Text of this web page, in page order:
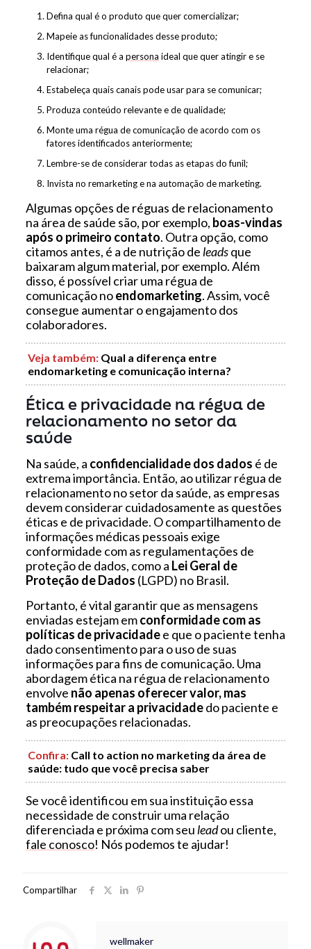
Defina qual é o produto que quer comercializar;
Mapeie as funcionalidades desse produto;
Identifique qual é a persona ideal que quer atingir e se
relacionar;
Estabeleça quais canais pode usar para se comunicar;
Produza conteúdo relevante e de qualidade;
Monte uma régua de comunicação de acordo com os
fatores identificados anteriormente;
Lembre-se de considerar todas as etapas do funil;
Invista no remarketing e na automação de marketing.
Algumas opções de réguas de relacionamento
na área de saúde são, por exemplo, boas-vindas
após o primeiro contato. Outra opção, como
citamos antes, é a de nutrição de leadsque
baixaram algum material, por exemplo. Além
disso, é possível criar uma régua de
comunicação noendomarketing. Assim, você
consegue aumentar o engajamento dos
colaboradores.
Veja também: Qual a diferença entre
endomarketing e comunicação interna?
Ética e privacidade na régua de
relacionamento no setor da
saúde
Na saúde, a confidencialidade dos dados é de
extrema importância. Então, ao utilizar régua de
relacionamento no setor da saúde, as empresas
devem considerar cuidadosamente as questões
éticas e de privacidade. O compartilhamento de
informações médicas pessoais exige
conformidade com as regulamentações de
proteção de dados, como a Lei Geral de
Proteção de Dados (LGPD) no Brasil.
Portanto, é vital garantir que as mensagens
enviadas estejam emconformidade com as
políticas de privacidadee que o paciente tenha
dado consentimento para o uso de suas
informações para fins de comunicação. Uma
abordagem ética na régua de relacionamento
envolve não apenas oferecer valor, mas
também respeitar a privacidadedo paciente e
as preocupações relacionadas.
Confira: Call to action no marketing da área de
saúde: tudo que você precisa saber
Se você identificou em sua instituição essa
necessidade de construir uma relação
diferenciada e próxima com seu leadou cliente,
fale conosco! Nós podemos te ajudar!
Compartilhar
wellmaker